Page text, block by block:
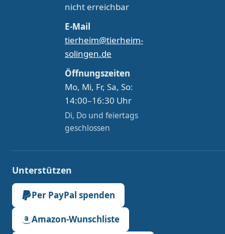
nicht erreichbar
E-Mail
tierheim@tierheim-
solingen.de
Öffnungszeiten
Mo, Mi, Fr, Sa, So:
14:00–16:30 Uhr
Di, Do und feiertags
geschlossen
Unterstützen
Per PayPal spenden
Amazon-Wunschliste